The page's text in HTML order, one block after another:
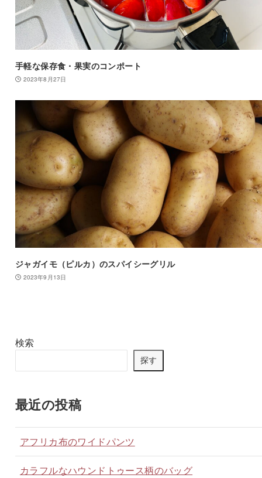
手軽な保存食・果実のコンポート
2023年8月27日
ジャガイモ（ピルカ）のスパイシーグリル
2023年9月13日
検索
探す
最近の投稿
アフリカ布のワイドパンツ
カラフルなハウンドトゥース柄のバッグ